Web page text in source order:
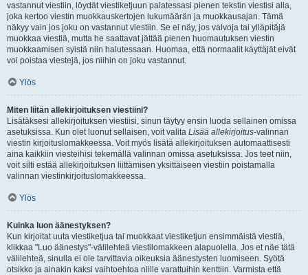
vastannut viestiin, löydät viestiketjuun palatessasi pienen tekstin viestisi alla,
joka kertoo viestin muokkauskertojen lukumäärän ja muokkausajan. Tämä
näkyy vain jos joku on vastannut viestiin. Se ei näy, jos valvoja tai ylläpitäjä
muokkaa viestiä, mutta he saattavat jättää pienen huomautuksen viestin
muokkaamisen syistä niin halutessaan. Huomaa, että normaalit käyttäjät eivät
voi poistaa viestejä, jos niihin on joku vastannut.
Ylös
Miten liitän allekirjoituksen viestiini?
Lisätäksesi allekirjoituksen viestiisi, sinun täytyy ensin luoda sellainen omissa
asetuksissa. Kun olet luonut sellaisen, voit valita Lisää allekirjoitus-valinnan
viestin kirjoituslomakkeessa. Voit myös lisätä allekirjoituksen automaattisesti
aina kaikkiin viesteihisi tekemällä valinnan omissa asetuksissa. Jos teet niin,
voit silti estää allekirjoituksen liittämisen yksittäiseen viestiin poistamalla
valinnan viestinkirjoituslomakkeessa.
Ylös
Kuinka luon äänestyksen?
Kun kirjoitat uuta viestiketjua tai muokkaat viestiketjun ensimmäistä viestiä,
klikkaa "Luo äänestys"-välilehteä viestilomakkeen alapuolella. Jos et näe tätä
välilehteä, sinulla ei ole tarvittavia oikeuksia äänestysten luomiseen. Syötä
otsikko ja ainakin kaksi vaihtoehtoa niille varattuihin kenttiin. Varmista että